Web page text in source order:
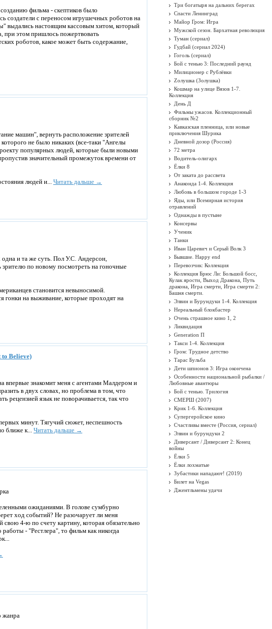
фильма - скептиков было
создатели с переносом игрушечных роботов на
выдались настоящим кассовым хитом, который
при этом пришлось пожертвовать
роботов, какое может быть содержание,
машин", вернуть расположение зрителей
не было никаких (все-таки "Ангелы
популярных людей, которые были новыми
значительный промежуток времени от
людей и... Читать дальше →
одна и та же суть. Пол У.С. Андерсон,
по новому посмотреть на гоночные
становится невыносимой.
гонки на выживание, которые проходят на
to Believe)
впервые знакомит меня с агентами Малдером и
в двух словах, но проблема в том, что
рецензией язык не поворачивается, так что
минут. Тягучий сюжет, неспешность
ближе к... Читать дальше →
ожиданиями. В голове сумбурно
ход событий? Не разочарует ли меня
4-ю по счету картину, которая обязательно
- "Рестлера", то фильм как никогда
жанра
Три богатыря на дальних берегах
Спасти Ленинград
Майор Гром: Игра
Мужской сезон. Бархатная революция
Туман (сериал)
Гудбай (сериал 2024)
Гоголь (сериал)
Бой с тенью 3: Последний раунд
Милиционер с Рублёвки
Zолушка (Золушка)
Кошмар на улице Вязов 1-7.
Коллекция
День Д
Фильмы ужасов. Коллекционный
сборник №2
Кавказская пленница, или новые
приключения Шурика
Дневной дозор (Россия)
72 метра
Водитель-олигарх
Ёлки 8
От заката до рассвета
Анаконда 1-4. Коллекция
Любовь в большом городе 1-3
Яды, или Всемирная история
отравлений
Однажды в пустыне
Консервы
Ученик
Танки
Иван Царевич и Серый Волк 3
Бывшие. Happy end
Перевозчик: Коллекция
Коллекция Брюс Ли: Большой босс,
Кулак ярости, Выход Дракона, Путь
дракона, Игра смерти, Игра смерти 2:
Башня смерти.
Элвин и Бурундуки 1-4. Коллекция
Нереальный блокбастер
Очень страшное кино 1, 2
Ликвидация
Generation П
Такси 1-4. Коллекция
Гром: Трудное детство
Тарас Бульба
Дети шпионов 3: Игра окончена
Особенности национальной рыбалки /
Любовные авантюры
Бой с тенью. Трилогия
СМЕРШ (2007)
Крик 1-6. Коллекция
Супергеройское кино
Счастливы вместе (Россия, сериал)
Элвин и бурундуки 2
Диверсант / Диверсант 2: Конец
войны
Ёлки 5
Ёлки лохматые
Зубастики нападают! (2019)
Билет на Vegas
Джентльмены удачи